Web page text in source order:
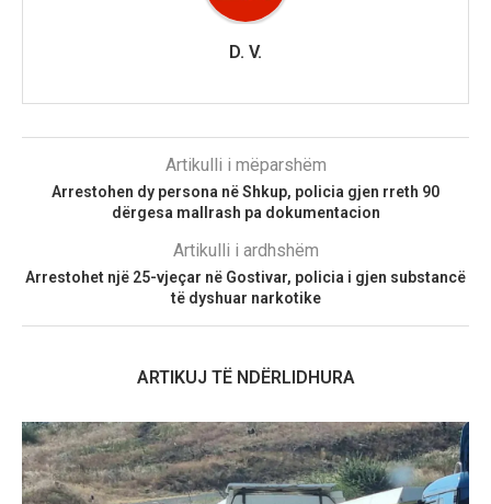
D. V.
Artikulli i mëparshëm
Arrestohen dy persona në Shkup, policia gjen rreth 90
dërgesa mallrash pa dokumentacion
Artikulli i ardhshëm
Arrestohet një 25-vjeçar në Gostivar, policia i gjen substancë
të dyshuar narkotike
ARTIKUJ TË NDËRLIDHURA